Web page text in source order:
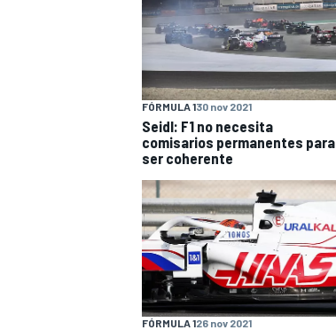
FÓRMULA 130 nov 2021
Seidl: F1 no necesita
comisarios permanentes para
ser coherente
FÓRMULA 126 nov 2021